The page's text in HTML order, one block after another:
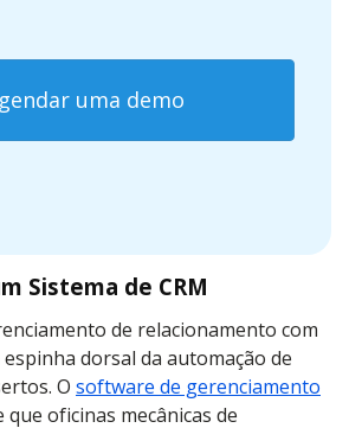
uma demo
Sistema de CRM
de relacionamento com
espinha dorsal da automação de
O software de gerenciamento
que oficinas mecânicas de